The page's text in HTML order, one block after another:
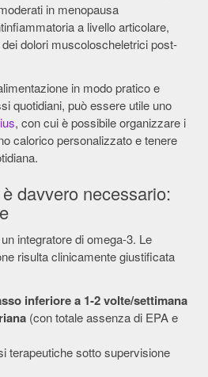
in menopausa
a livello articolare,
dolori muscoloscheletrici post-
in modo pratico e
quotidiani, può essere utile uno
, con cui è possibile organizzare i
calorico personalizzato e tenere
davvero necessario:
integratore di omega-3. Le
risulta clinicamente giustificata
inferiore a 1-2 volte/settimana
(con totale assenza di EPA e
terapeutiche sotto supervisione